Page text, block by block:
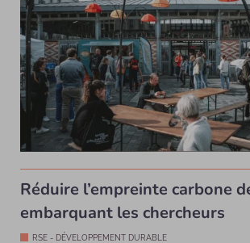
Réduire l’empreinte carbone
embarquant les chercheurs
RSE - DÉVELOPPEMENT DURABLE